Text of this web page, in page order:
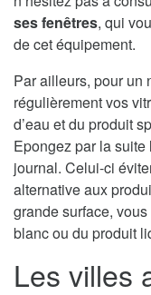
ses fenêtres, qui
de cet équipement.
Par ailleurs, pour un
régulièrement vos
d’eau et du produit
Epongez par la suite
journal. Celui-ci
alternative aux
grande surface,
blanc ou du produit
Les villes